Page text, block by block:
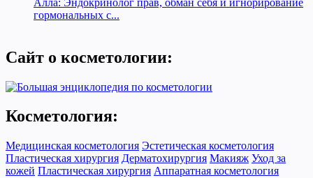
гормональных с...
Сайт о косметологии:
Косметология:
Медицинская косметология Эстетическая косметология
Пластическая хирургия Дерматохирургия Макияж Уход за
кожей Пластическая хирургия Аппаратная косметология